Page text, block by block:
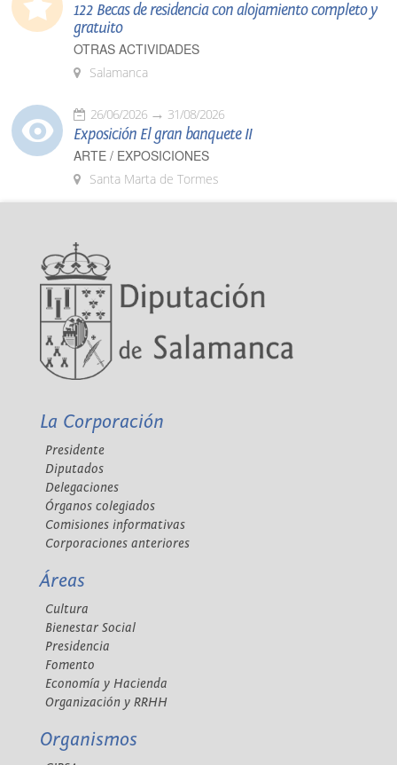
122 Becas de residencia con alojamiento completo y
gratuito
OTRAS ACTIVIDADES
Salamanca
26/06/2026 31/08/2026
Exposición El gran banquete II
ARTE / EXPOSICIONES
Santa Marta de Tormes
La Corporación
Presidente
Diputados
Delegaciones
Órganos colegiados
Comisiones informativas
Corporaciones anteriores
Áreas
Cultura
Bienestar Social
Presidencia
Fomento
Economía y Hacienda
Organización y RRHH
Organismos